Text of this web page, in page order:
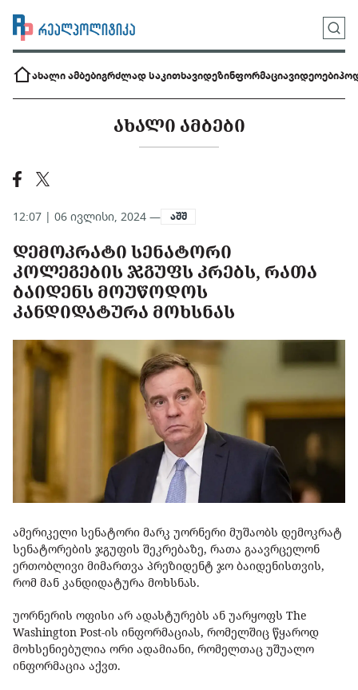
ახალი ამბებიგრძლად საკითხავიდეზინფორმაციავიდეოები
ᲐᲮᲐᲚᲘ ᲐᲛᲑᲔᲑᲘ
12:07 | 06 ივლისი, 2024 — აშშ
ᲓᲔᲛᲝᲙᲠᲐᲢᲘ ᲡᲔᲜᲐᲢᲝᲠᲘ
ᲙᲝᲚᲔᲒᲔᲑᲘᲡ ᲯᲒᲣᲤᲡ ᲙᲠᲔᲑᲡ, ᲠᲐᲗᲐ
ᲑᲐᲘᲓᲔᲜᲡ ᲛᲝᲣᲬᲝᲓᲝᲡ
ᲙᲐᲜᲓᲘᲓᲐᲢᲣᲠᲐ ᲛᲝᲮᲡᲜᲐᲡ
ამერიკელი სენატორი მარკ უორნერი მუშაობს დემოკრატ
სენატორების ჯგუფის შეკრებაზე, რათა გაავრცელონ
ერთობლივი მიმართვა პრეზიდენტ ჯო ბაიდენისთვის,
რომ მან კანდიდატურა მოხსნას.
უორნერის ოფისი არ ადასტურებს ან უარყოფს The
Washington Post-ის ინფორმაციას, რომელშიც წყაროდ
მოხსენიებულია ორი ადამიანი, რომელთაც უშუალო
ინფორმაცია აქვთ.